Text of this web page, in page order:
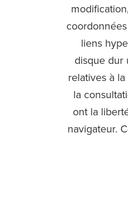
liens
disque dur
relatives à
la
ont la
navigateur.